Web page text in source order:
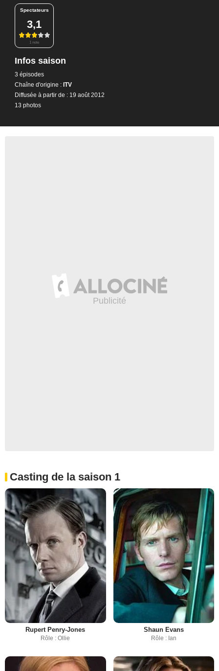
Spectateurs
3,1
1 note
Infos saison
3 épisodes
Chaîne d'origine : ITV
Diffusée à partir de : 19 août 2012
13 photos
Casting de la saison 1
Rupert Penry-Jones
Rôle : Ollie
Shaun Evans
Rôle : Ian